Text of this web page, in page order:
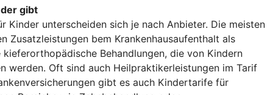
gibt
Kinder unterscheiden sich je nach Anbieter. Die meisten
Zusatzleistungen bem Krankenhausaufenthalt als
Behandlungen, die von Kindern
werden. Oft sind auch Heilpraktikerleistungen im Tarif
gibt es auch Kindertarife für